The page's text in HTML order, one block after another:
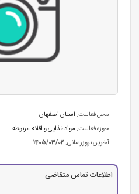
محل فعالیت: استان اصفهان
حوزه فعالیت: مواد غذایی و اقلام مربوطه
آخرین بروزرسانی: 1405/03/02
اطلاعات تماس متقاضی